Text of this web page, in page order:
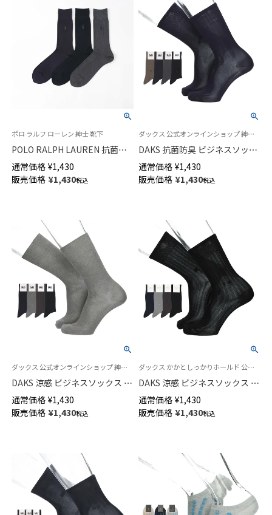
ポロ ラルフ ローレン 紳士 靴下
POLO RALPH LAUREN 抗菌防
臭 ストライプ ワンポイント刺
しゅう クルー丈 メンズ ビジネ
ス ソックス 02042390
通常価格 ¥1,430
販売価格 ¥1,430税込
ダックス 公式オンラインショップ 紳士 靴下
DAKS 抗菌防臭 ビジネスソック
ス 平無地 かかとしっかりホー
ルド クルー丈 メンズ 02502572
通常価格 ¥1,430
販売価格 ¥1,430税込
ダックス 公式オンラインショップ 紳士 靴下
DAKS 涼感 ビジネスソックス 強
撚糸 足底鹿の子編み 抗菌防臭
消臭加工 ダイヤリンクス クル
ー丈 メンズ 02502575
通常価格 ¥1,430
販売価格 ¥1,430税込
ダックス かかとしっかりホールド 公式オンラインショップ 紳士 靴下
DAKS 涼感 ビジネスソックス 小
寸 大寸 強撚糸 足底メッシュ 抗
菌防臭 ストライプ クルー丈 メ
ンズ 02502567
通常価格 ¥1,430
販売価格 ¥1,430税込